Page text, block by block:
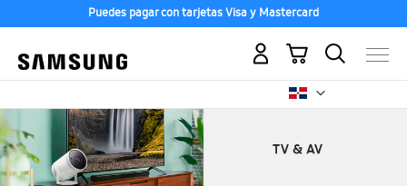
Puedes pagar con tarjetas Visa y Mastercard
Mi carrito